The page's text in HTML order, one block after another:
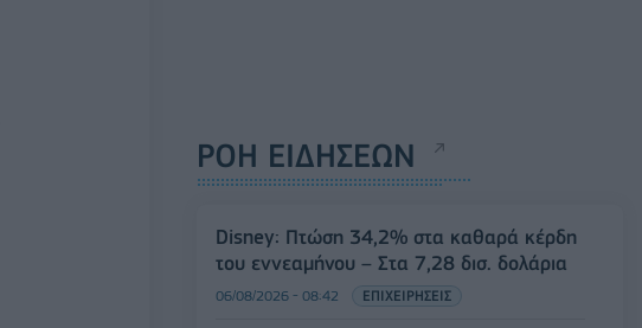
ΡΟΗ ΕΙΔΗΣΕΩΝ
Disney: Πτώση 34,2% στα καθαρά κέρδη
του εννεαμήνου – Στα 7,28 δισ. δολάρια
06/08/2026 - 08:42 ΕΠΙΧΕΙΡΗΣΕΙΣ